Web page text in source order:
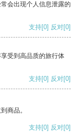
会出现个人信息泄露的
支持[0] 反对[0]
受到高品质的旅行体
支持[0] 反对[0]
商品。
支持[0] 反对[0]